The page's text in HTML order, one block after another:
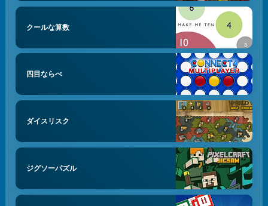
クールな算数
四目ならべ
ダイスリスク
ジグソーパズル